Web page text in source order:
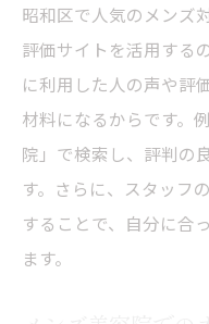
昭和区で人気のメンズ
評価サイトを活用する
に利用した人の声や評
材料になるからです。
院」で検索し、評判の
す。さらに、スタッフ
することで、自分に合
ます。